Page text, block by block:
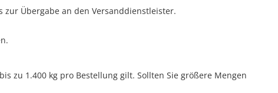
zur Übergabe an den Versanddienstleister.
zu 1.400 kg pro Bestellung gilt. Sollten Sie größere Mengen